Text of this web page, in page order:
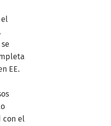
EE.
con el